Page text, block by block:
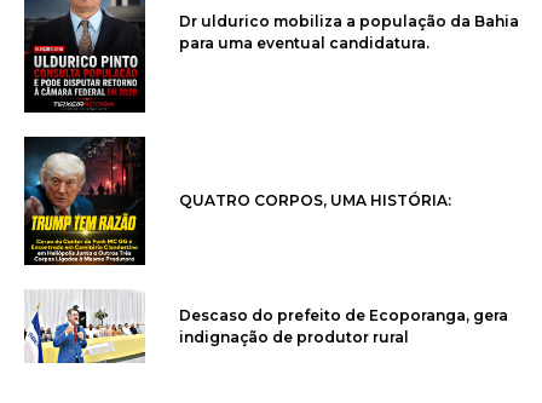
Dr uldurico mobiliza a população da Bahia
para uma eventual candidatura.
QUATRO CORPOS, UMA HISTÓRIA:
Descaso do prefeito de Ecoporanga, gera
indignação de produtor rural